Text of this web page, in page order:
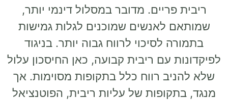
מדובר במסלול דינמי יותר,
לאנשים שמוכנים לגלות גמישות
לסיכוי לרווח גבוה יותר. בניגוד
עם ריבית קבועה, כאן החיסכון עלול
רווח כלל בתקופות מסוימות. אך
של עליות ריבית, הפוטנציאל